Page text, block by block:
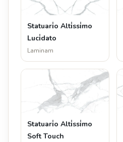
Statuari̇o Alti̇ssi̇mo
Luci̇dato
Laminam
Statuari̇o Alti̇ssi̇mo
Soft Touch